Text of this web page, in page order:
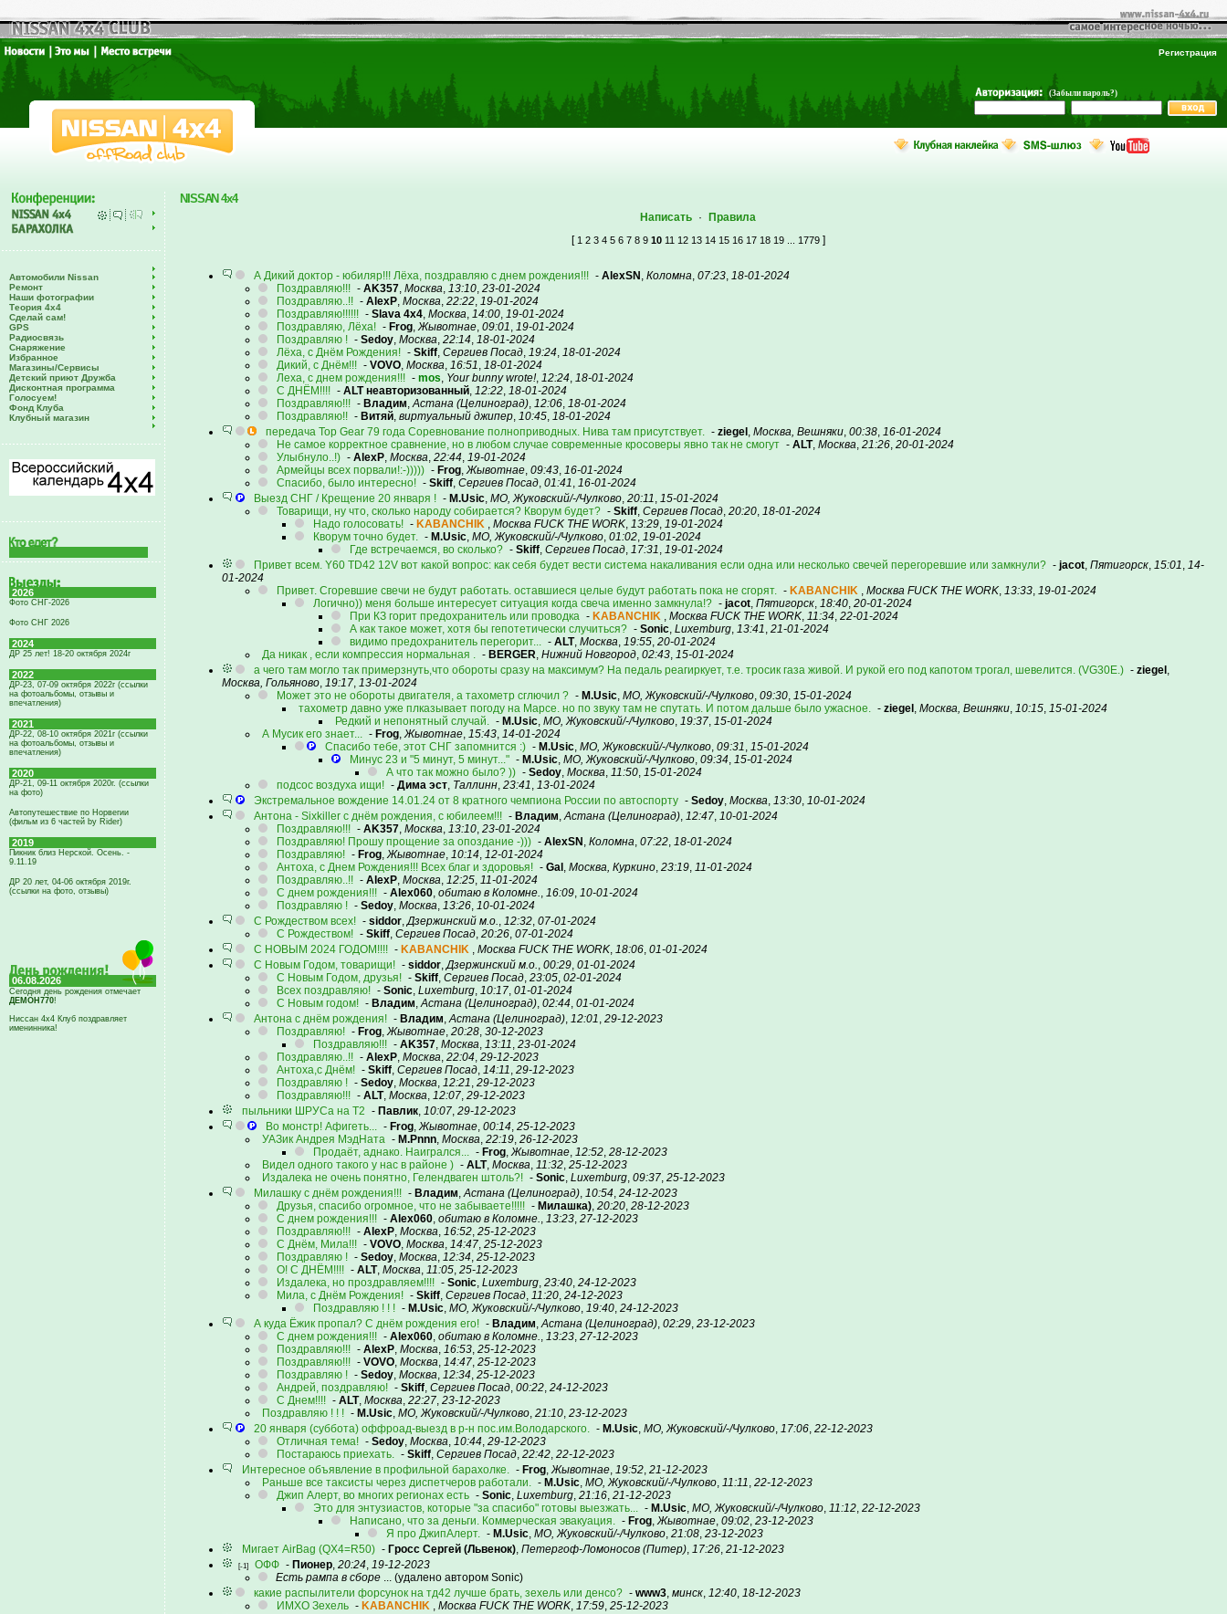
Регистрация
(Забыли пароль?)
Автомобили Nissan
Ремонт
Наши фотографии
Теория 4х4
Сделай сам!
GPS
Радиосвязь
Снаряжение
Избранное
Магазины/Сервисы
Детский приют Дружба
Дисконтная программа
Голосуем!
Фонд Клуба
Клубный магазин
2026
Фото СНГ-2026
Фото СНГ 2026
2024
ДР 25 лет! 18-20 октября 2024г
2022
ДР-23, 07-09 октября 2022г (ссылки
на фотоальбомы, отзывы и
впечатления)
2021
ДР-22, 08-10 октября 2021г (ссылки
на фотоальбомы, отзывы и
впечатления)
2020
ДР-21, 09-11 октября 2020г. (ссылки
на фото)
Автопутешествие по Норвегии
(фильм из 6 частей by Rider)
2019
Пикник близ Нерской. Осень. -
9.11.19
ДР 20 лет, 04-06 октября 2019г.
(ссылки на фото, отзывы)
06.08.2026
Сегодня день рождения отмечает
ДЕМОН770!
Ниссан 4х4 Клуб поздравляет
именинника!
NISSAN 4x4
Написать ·
Правила
[ 1 2 3 4 5 6 7 8 9 10 11 12 13 14 15 16 17 18 19 ... 1779]
А Дикий доктор - юбиляр!!! Лёха, поздравляю с днем рождения!!! - AlexSN , Коломна, 07:23, 18-01-2024
Поздравляю!!! - AK357, Москва, 13:10, 23-01-2024
Поздравляю..!! - AlexP, Москва, 22:22, 19-01-2024
Поздравляю!!!!!! - Slava 4x4, Москва, 14:00, 19-01-2024
Поздравляю, Лёха! - Frog,Жывотнае, 09:01, 19-01-2024
Поздравляю ! - Sedoy, Москва, 22:14, 18-01-2024
Лёха, с Днём Рождения! - Skiff, Сергиев Посад, 19:24, 18-01-2024
Дикий, с Днём!!! - VOVO, Москва, 16:51, 18-01-2024
Леха, с днем рождения!!! - mos, Your bunny wrote!, 12:24, 18-01-2024
С ДНЁМ!!!! - ALT неавторизованный, 12:22, 18-01-2024
Поздравляю!!! - Владим,Астана (Целиноград), 12:06, 18-01-2024
Поздравляю!! - Витяй, виртуальный джипер, 10:45, 18-01-2024
передача Top Gear 79 года Соревнование полноприводных. Нива там присутствует. - ziegel , Москва, Вешняки, 00:38, 16-01-2024
Не самое корректное сравнение, но в любом случае современные кросоверы явно так не смогут - ALT, Москва, 21:26, 20-01-2024
Улыбнуло..!) - AlexP, Москва, 22:44, 19-01-2024
Армейцы всех порвали!:-))))) - Frog,Жывотнае, 09:43, 16-01-2024
Спасибо, было интересно! - Skiff, Сергиев Посад, 01:41, 16-01-2024
Выезд СНГ / Крещение 20 января ! - M.Usic, МО, Жуковский/-/Чулково, 20:11, 15-01-2024
Товарищи, ну что, сколько народу собирается? Кворум будет? - Skiff, Сергиев Посад, 20:20, 18-01-2024
Надо голосовать! - KABANCHIK , Москва FUCK THE WORK, 13:29, 19-01-2024
Кворум точно будет. - M.Usic, МО, Жуковский/-/Чулково, 01:02, 19-01-2024
Где встречаемся, во сколько? - Skiff, Сергиев Посад, 17:31, 19-01-2024
Привет всем. Y60 TD42 12V вот какой вопрос: как себя будет вести система накаливания если одна или несколько свечей перегоревшие или замкнули? - jacot, Пятигорск, 15:01, 14-
01-2024
Привет. Сгоревшие свечи не будут работать. оставшиеся целые будут работать пока не сгорят. - KABANCHIK , Москва FUCK THE WORK, 13:33, 19-01-2024
Логично)) меня больше интересует ситуация когда свеча именно замкнула!? - jacot, Пятигорск, 18:40, 20-01-2024
При КЗ горит предохранитель или проводка - KABANCHIK , Москва FUCK THE WORK, 11:34, 22-01-2024
А как такое может, хотя бы гепотетически случиться? - Sonic, Luxemburg, 13:41, 21-01-2024
видимо предохранитель перегорит... - ALT, Москва, 19:55, 20-01-2024
Да никак , если компрессия нормальная . - BERGER, Нижний Новгород, 02:43, 15-01-2024
а чего там могло так примерзнуть,что обороты сразу на максимум? На педаль реагиркует, т.е. тросик газа живой. И рукой его под капотом трогал, шевелится. (VG30E.) - ziegel ,
Москва, Гольяново, 19:17, 13-01-2024
Может это не обороты двигателя, а тахометр сглючил ? - M.Usic, МО, Жуковский/-/Чулково, 09:30, 15-01-2024
тахометр давно уже плказывает погоду на Марсе. но по звуку там не спутать. И потом дальше было ужасное. - ziegel , Москва, Вешняки, 10:15, 15-01-2024
Редкий и непонятный случай. - M.Usic, МО, Жуковский/-/Чулково, 19:37, 15-01-2024
А Мусик его знает... - Frog,Жывотнае, 15:43, 14-01-2024
Спасибо тебе, этот СНГ запомнится :) - M.Usic, МО, Жуковский/-/Чулково, 09:31, 15-01-2024
Минус 23 и "5 минут, 5 минут..." - M.Usic, МО, Жуковский/-/Чулково, 09:34, 15-01-2024
А что так можно было? )) - Sedoy, Москва, 11:50, 15-01-2024
подсос воздуха ищи! - Дима эст, Таллинн, 23:41, 13-01-2024
Экстремальное вождение 14.01.24 от 8 кратного чемпиона России по автоспорту - Sedoy, Москва, 13:30, 10-01-2024
Антона - Sixkiller с днём рождения, с юбилеем!!! - Владим,Астана (Целиноград), 12:47, 10-01-2024
Поздравляю!!! - AK357, Москва, 13:10, 23-01-2024
Поздравляю! Прошу прощение за опоздание -))) - AlexSN , Коломна, 07:22, 18-01-2024
Поздравляю! - Frog,Жывотнае, 10:14, 12-01-2024
Антоха, с Днем Рождения!!! Всех благ и здоровья! - Gal , Москва, Куркино, 23:19, 11-01-2024
Поздравляю..!! - AlexP, Москва, 12:25, 11-01-2024
С днем рождения!!! - Alex060, обитаю в Коломне., 16:09, 10-01-2024
Поздравляю ! - Sedoy, Москва, 13:26, 10-01-2024
С Рождеством всех! - siddor,Дзержинский м.о., 12:32, 07-01-2024
C Рождеством! - Skiff, Сергиев Посад, 20:26, 07-01-2024
С НОВЫМ 2024 ГОДОМ!!!! - KABANCHIK , Москва FUCK THE WORK, 18:06, 01-01-2024
С Новым Годом, товарищи! - siddor,Дзержинский м.о., 00:29, 01-01-2024
C Новым Годом, друзья! - Skiff, Сергиев Посад, 23:05, 02-01-2024
Всех поздравляю! - Sonic, Luxemburg, 10:17, 01-01-2024
С Новым годом! - Владим,Астана (Целиноград), 02:44, 01-01-2024
Антона с днём рождения! - Владим,Астана (Целиноград), 12:01, 29-12-2023
Поздравляю! - Frog,Жывотнае, 20:28, 30-12-2023
Поздравляю!!! - AK357, Москва, 13:11, 23-01-2024
Поздравляю..!! - AlexP, Москва, 22:04, 29-12-2023
Антоха,с Днём! - Skiff, Сергиев Посад, 14:11, 29-12-2023
Поздравляю ! - Sedoy, Москва, 12:21, 29-12-2023
Поздравляю!!! - ALT, Москва, 12:07, 29-12-2023
пыльники ШРУСа на Т2 - Павлик, 10:07, 29-12-2023
Во монстр! Афигеть... - Frog,Жывотнае, 00:14, 25-12-2023
УАЗик Андрея МэдНата - M.Pnnn, Москва, 22:19, 26-12-2023
Продаёт, аднако. Наигрался... - Frog,Жывотнае, 12:52, 28-12-2023
Видел одного такого у нас в районе ) - ALT, Москва, 11:32, 25-12-2023
Издалека не очень понятно, Гелендваген штоль?! - Sonic, Luxemburg, 09:37, 25-12-2023
Милашку с днём рождения!!! - Владим,Астана (Целиноград), 10:54, 24-12-2023
Друзья, спасибо огромное, что не забываете!!!!! - Милашка), 20:20, 28-12-2023
С днем рождения!!! - Alex060, обитаю в Коломне., 13:23, 27-12-2023
Поздравляю!!! - AlexP, Москва, 16:52, 25-12-2023
С Днём, Мила!!! - VOVO, Москва, 14:47, 25-12-2023
Поздравляю ! - Sedoy, Москва, 12:34, 25-12-2023
О! С ДНЁМ!!!! - ALT, Москва, 11:05, 25-12-2023
Издалека, но проздравляем!!!! - Sonic, Luxemburg, 23:40, 24-12-2023
Мила, с Днём Рождения! - Skiff, Сергиев Посад, 11:20, 24-12-2023
Поздравляю ! ! ! - M.Usic, МО, Жуковский/-/Чулково, 19:40, 24-12-2023
А куда Ёжик пропал? С днём рождения его! - Владим,Астана (Целиноград), 02:29, 23-12-2023
С днем рождения!!! - Alex060, обитаю в Коломне., 13:23, 27-12-2023
Поздравляю!!! - AlexP, Москва, 16:53, 25-12-2023
Поздравляю!!! - VOVO, Москва, 14:47, 25-12-2023
Поздравляю ! - Sedoy, Москва, 12:34, 25-12-2023
Андрей, поздравляю! - Skiff, Сергиев Посад, 00:22, 24-12-2023
С Днем!!!! - ALT, Москва, 22:27, 23-12-2023
Поздравляю ! ! ! - M.Usic, МО, Жуковский/-/Чулково, 21:10, 23-12-2023
20 января (суббота) оффроад-выезд в р-н пос.им.Володарского. - M.Usic, МО, Жуковский/-/Чулково, 17:06, 22-12-2023
Отличная тема! - Sedoy, Москва, 10:44, 29-12-2023
Постараюсь приехать. - Skiff, Сергиев Посад, 22:42, 22-12-2023
Интересное объявление в профильной барахолке. - Frog,Жывотнае, 19:52, 21-12-2023
Раньше все таксисты через диспетчеров работали. - M.Usic, МО, Жуковский/-/Чулково, 11:11, 22-12-2023
Джип Алерт, во многих регионах есть - Sonic, Luxemburg, 21:16, 21-12-2023
Это для энтузиастов, которые "за спасибо" готовы выезжать... - M.Usic, МО, Жуковский/-/Чулково, 11:12, 22-12-2023
Написано, что за деньги. Коммерческая эвакуация. - Frog,Жывотнае, 09:02, 23-12-2023
Я про ДжипАлерт. - M.Usic, МО, Жуковский/-/Чулково, 21:08, 23-12-2023
Мигает AirBag (QX4=R50) - Гросс Сергей (Львенок), Петергоф-Ломоносов (Питер), 17:26, 21-12-2023
[-1] ОФФ - Пионер, 20:24, 19-12-2023
Есть рампа в сборе ... (удалено автором Sonic)
какие распылители форсунок на тд42 лучше брать, зехель или денсо? - www3, минск, 12:40, 18-12-2023
ИМХО Зехель - KABANCHIK , Москва FUCK THE WORK, 17:59, 25-12-2023